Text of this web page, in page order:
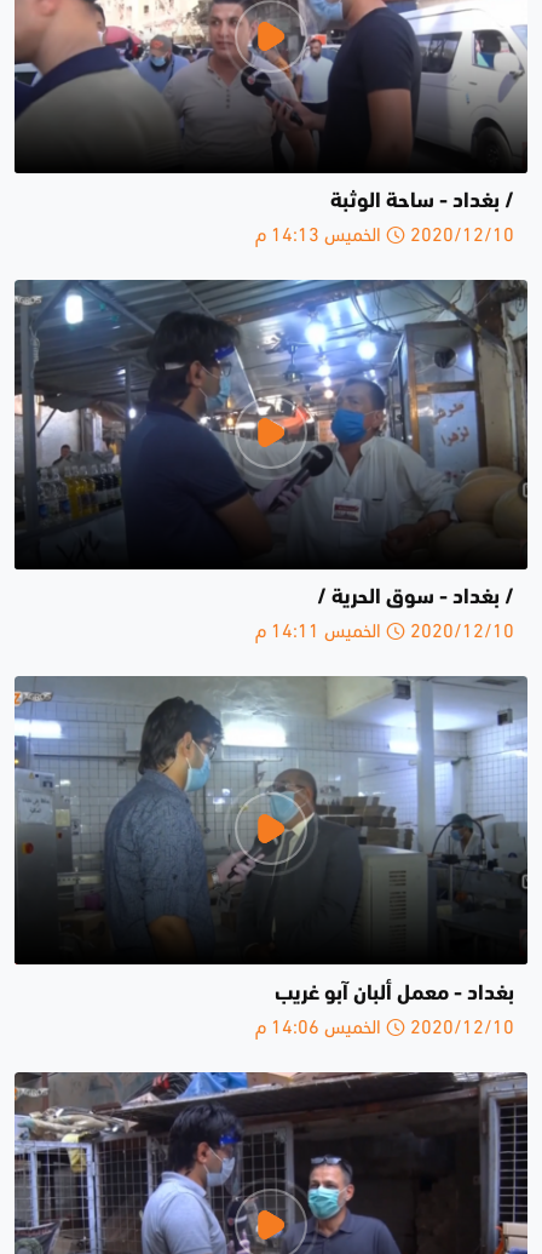
/ بغداد - ساحة الوثبة
2020/12/10 الخميس 14:13 م
/ بغداد - سوق الحرية /
2020/12/10 الخميس 14:11 م
بغداد - معمل ألبان آبو غريب
2020/12/10 الخميس 14:06 م